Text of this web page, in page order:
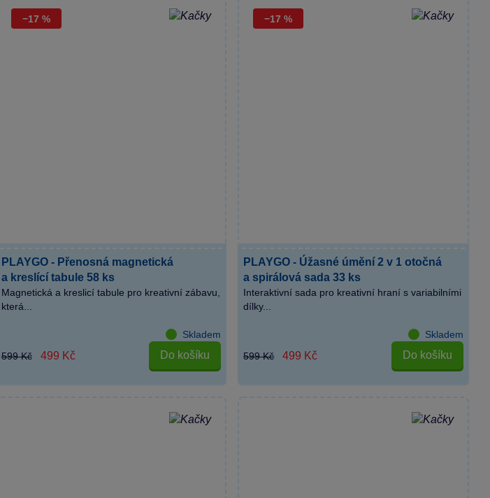
−17 %
PLAYGO - Přenosná magnetická
a kreslící tabule 58 ks
Magnetická a kreslicí tabule pro kreativní zábavu,
která...
Skladem
599 Kč
499 Kč Do košíku
−17 %
PLAYGO - Úžasné úmění 2 v 1 otočná
a spirálová sada 33 ks
Interaktivní sada pro kreativní hraní s variabilními
dílky...
Skladem
599 Kč
499 Kč Do košíku